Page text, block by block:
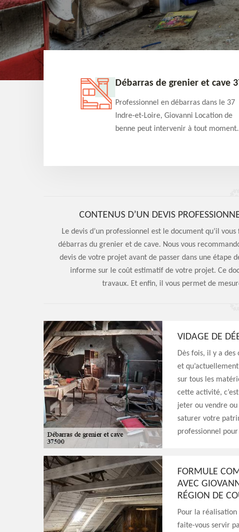
37 Débarras de grenier et cave 37
Professionnel en débarras dans le 37
Indre-et-Loire, Giovanni Location de
benne peut intervenir à tout moment
détaillé offert
CONTENUS D’UN DEVIS
Le devis d’un professionnel est le document qu’il
débarras du grenier et de cave. Nous vous
devis de votre projet avant de passer dans une étape
informe sur le coût estimatif de votre projet. Ce
travaux. Et enfin, il vous permet de
VIDAGE DE
Dès fois, il y a des
et
sur tous les
cette activité,
jeter ou vendre
saturer votre
professionnel
FORMULE
AVEC
RÉGION DE
Pour la
faite-vous servir